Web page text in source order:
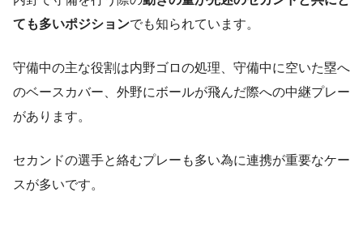
ても多いポジションでも知られています。
守備中の主な役割は内野ゴロの処理、守備中に空いた塁へ
のベースカバー、外野にボールが飛んだ際への中継プレー
があります。
セカンドの選手と絡むプレーも多い為に連携が重要なケー
スが多いです。